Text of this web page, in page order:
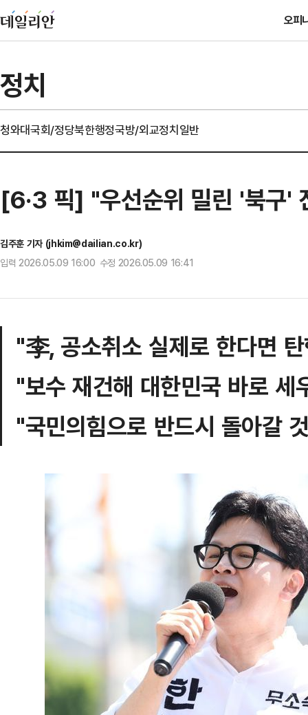
오피
정치
청와대국회/정당북한행정국방/외교정치일반
[6·3 픽] "우선순위 밀린 '북구'
김주훈 기자 (jhkim@dailian.co.kr)
입력 2026.05.09 16:00 수정 2026.05.09 16:41
"李, 공소취소 실제로 한다면
"보수 재건해 대한민국 바로 세
"국민의힘으로 반드시 돌아갈